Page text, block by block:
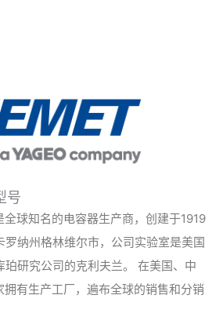
号
球知名的电容器生产商，创建于1919
罗纳州格林维尔市，公司实验室是美国
珀研究公司的克利夫兰。 在美国、中
拥有生产工厂，遍布全球的销售和分销